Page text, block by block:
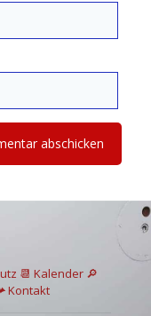
📆 Kalender 🔎
Kontakt